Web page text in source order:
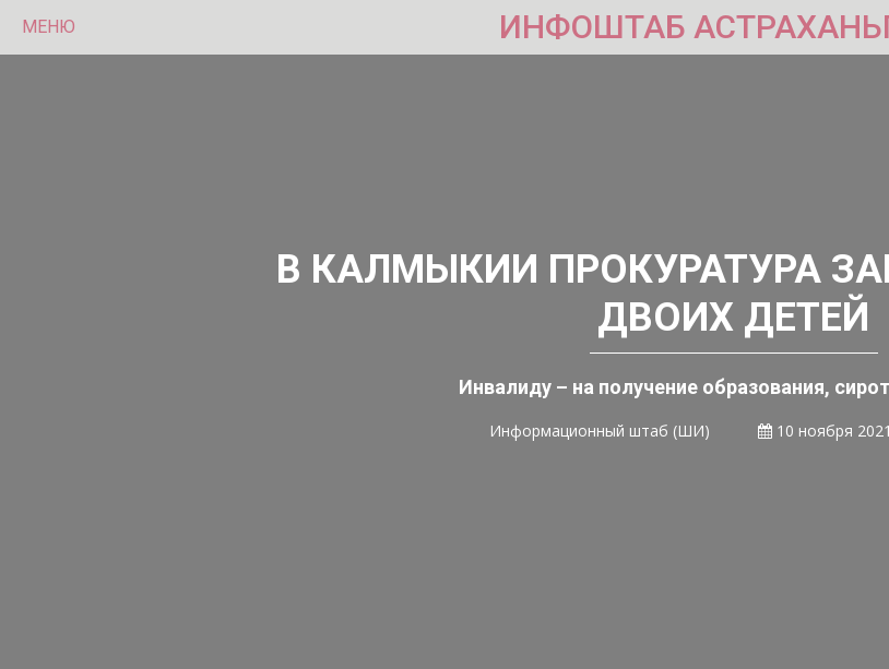
МЕНЮ ИНФОШТАБ
В КАЛМЫКИИ ПРОКУРАТУРА
ДВОИХ ДЕТЕЙ
Инвалиду – на получение образования,
Информационный штаб (ШИ) 10 ноября